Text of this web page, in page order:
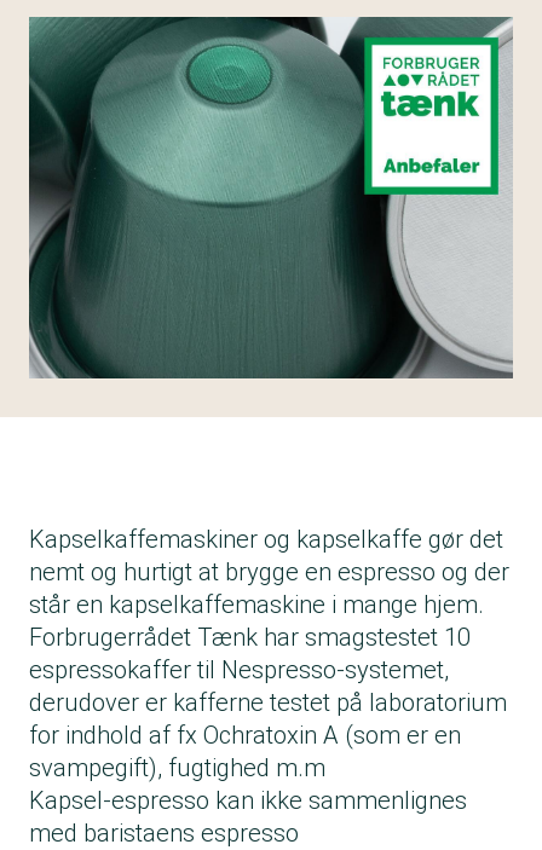
Kapselkaffemaskiner og kapselkaffe gør det
nemt og hurtigt at brygge en espresso og der
står en kapselkaffemaskine i mange hjem.
Forbrugerrådet Tænk har smagstestet 10
espressokaffer til Nespresso-systemet,
derudover er kafferne testet på laboratorium
for indhold af fx Ochratoxin A (som er en
svampegift), fugtighed m.m
Kapsel-espresso kan ikke sammenlignes
med baristaens espresso